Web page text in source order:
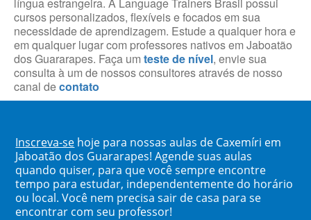
cursos personalizados, flexíveis e focados em sua
necessidade de aprendizagem. Estude a qualquer hora e
em qualquer lugar com professores nativos em Jaboatão
dos Guararapes. Faça um teste de nível, envie sua
consulta à um de nossos consultores através de nosso
canal decontato
Inscreva-se hoje para nossas aulas de Caxemíri em
Jaboatão dos Guararapes! Agende suas aulas
quando quiser, para que você sempre encontre
tempo para estudar, independentemente do horário
ou local. Você nem precisa sair de casa para se
encontrar com seu professor!